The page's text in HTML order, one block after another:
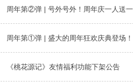
周年第②弹 | 号外号外！周年庆一人送
周年第①弹 | 盛大的周年狂欢庆典登场
《桃花源记》友情福利功能下架公告